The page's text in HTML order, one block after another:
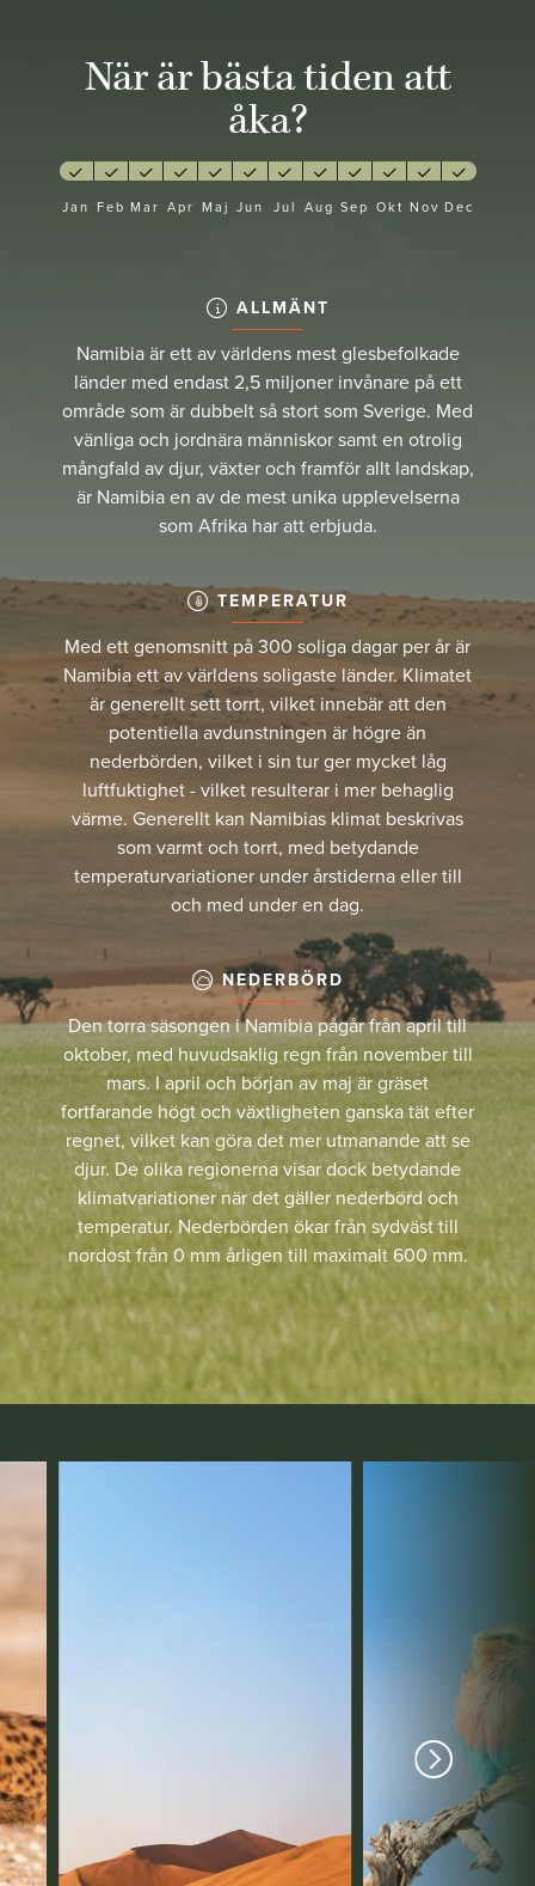
När är bästa tiden att
åka?
Jan Feb Mar Apr Maj Jun Jul Aug Sep Okt Nov Dec
ALLMÄNT
Namibia är ett av världens mest glesbefolkade
länder med endast 2,5 miljoner invånare på ett
område som är dubbelt så stort som Sverige. Med
vänliga och jordnära människor samt en otrolig
mångfald av djur, växter och framför allt landskap,
är Namibia en av de mest unika upplevelserna
som Afrika har att erbjuda.
TEMPERATUR
Med ett genomsnitt på 300 soliga dagar per år är
Namibia ett av världens soligaste länder. Klimatet
är generellt sett torrt, vilket innebär att den
potentiella avdunstningen är högre än
nederbörden, vilket i sin tur ger mycket låg
luftfuktighet - vilket resulterar i mer behaglig
värme. Generellt kan Namibias klimat beskrivas
som varmt och torrt, med betydande
temperaturvariationer under årstiderna eller till
och med under en dag.
NEDERBÖRD
Den torra säsongen i Namibia pågår från april till
oktober, med huvudsaklig regn från november till
mars. I april och början av maj är gräset
fortfarande högt och växtligheten ganska tät efter
regnet, vilket kan göra det mer utmanande att se
djur. De olika regionerna visar dock betydande
klimatvariationer när det gäller nederbörd och
temperatur. Nederbörden ökar från sydväst till
nordost från 0 mm årligen till maximalt 600 mm.